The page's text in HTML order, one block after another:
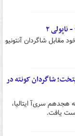
مقابل شاگردان آنتونیو
شاگردان کونته در
سری‌آ ایتالیا،
دست یافت.